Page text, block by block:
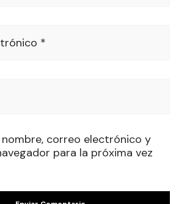
*
correo electrónico y
para la próxima vez